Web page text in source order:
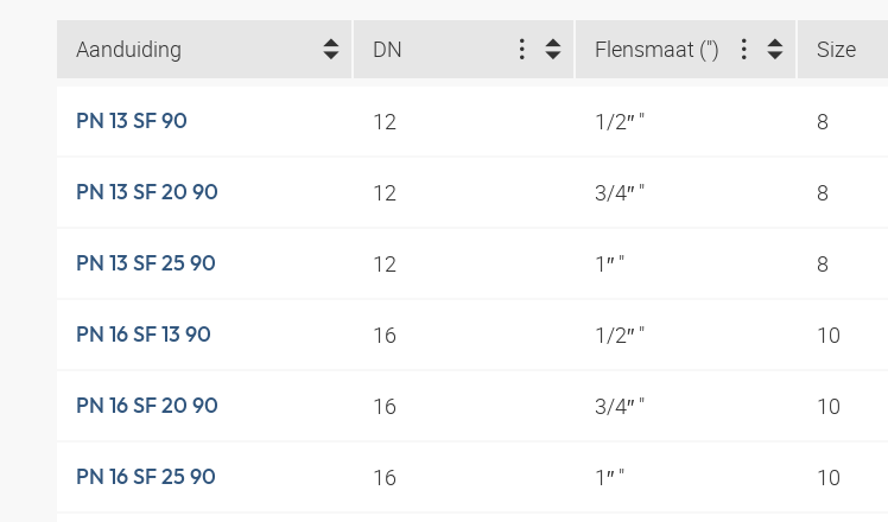
Aanduiding DN Flensmaat (") Size
PN 13 SF 90 12 1/2″ " 8
PN 13 SF 20 90 12 3/4″ " 8
PN 13 SF 25 90 12 1″ " 8
PN 16 SF 13 90 16 1/2″ " 10
PN 16 SF 20 90 16 3/4″ " 10
PN 16 SF 25 90 16 1″ " 10